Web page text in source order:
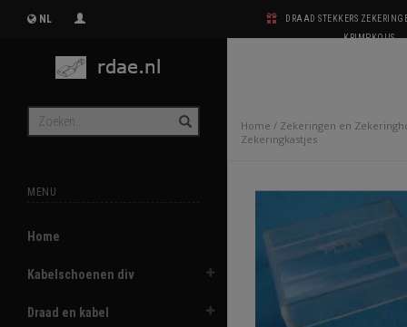
NL
DRAAD STEKKERS
KRIMPKOUS
MENU
Home
Kabelschoenen div
Draad en kabel
Home / Zekeringen en
Zekeringkastjes